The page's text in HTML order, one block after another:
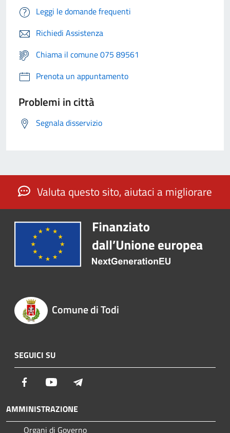
Leggi le domande frequenti
Richiedi Assistenza
Chiama il comune 075 89561
Prenota un appuntamento
Problemi in città
Segnala disservizio
Valuta questo sito, aiutaci a migliorare
Comune di Todi
SEGUICI SU
Facebook Youtube
AMMINISTRAZIONE
Organi di Governo